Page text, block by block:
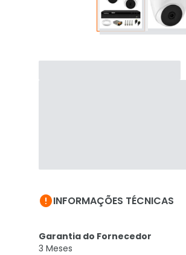
INFORMAÇÕES TÉCNICAS
Garantia do Fornecedor
3 Meses